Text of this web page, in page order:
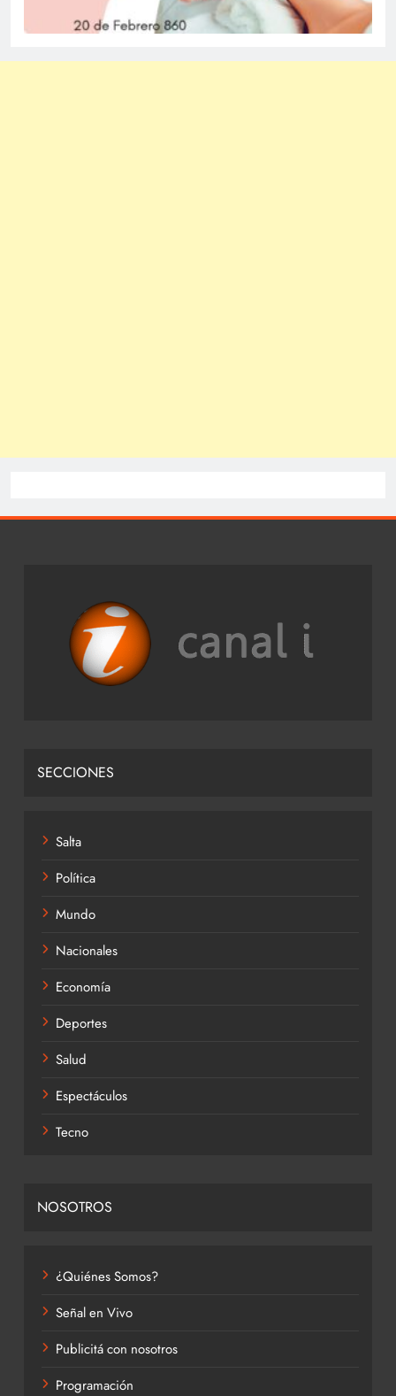
SECCIONES
Salta
Política
Mundo
Nacionales
Economía
Deportes
Salud
Espectáculos
Tecno
NOSOTROS
¿Quiénes Somos?
Señal en Vivo
Publicitá con nosotros
Programación